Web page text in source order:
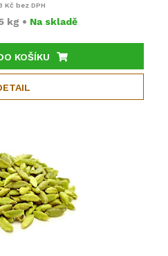
Kč bez DPH
kg • Na skladě
KOŠÍKU